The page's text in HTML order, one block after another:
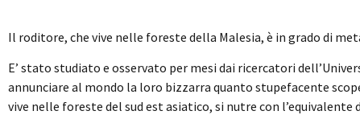
Il roditore, che vive nelle foreste della Malesia, è in grado di
E’ stato studiato e osservato per mesi dai ricercatori
annunciare al mondo la loro bizzarra quanto stupefacente
vive nelle foreste del sud est asiatico, si nutre con